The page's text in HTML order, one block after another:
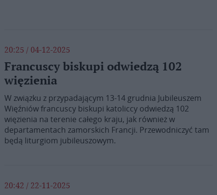
20:25 / 04-12-2025
Francuscy biskupi odwiedzą 102
więzienia
W związku z przypadającym 13-14 grudnia Jubileuszem
Więźniów francuscy biskupi katoliccy odwiedzą 102
więzienia na terenie całego kraju, jak również w
departamentach zamorskich Francji. Przewodniczyć tam
będą liturgiom jubileuszowym.
20:42 / 22-11-2025